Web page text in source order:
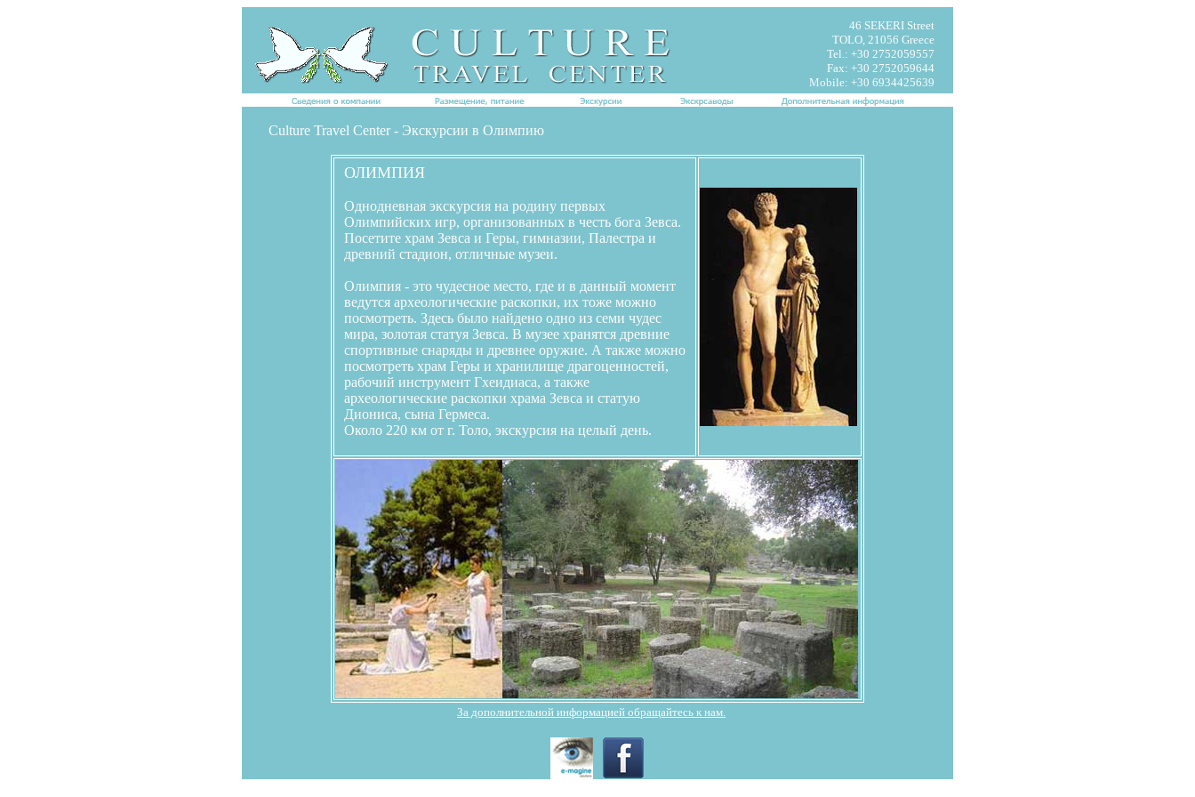
46 SEKERI Street
TOLO, 21056 Greece
Tel.: +30 2752059557
Fax: +30 2752059644
Mobile: +30 6934425639
Culture Travel Center - Экскурсии в Олимпию
ОЛИМПИЯ
Однодневная экскурсия на родину первых
Олимпийских игр, организованных в честь бога Зевса.
Посетите храм Зевса и Геры, гимназии, Палестра и
древний стадион, отличные музеи.
Олимпия - это чудесное место, где и в данный момент
ведутся археологические раскопки, их тоже можно
посмотреть. Здесь было найдено одно из семи чудес
мира, золотая статуя Зевса. В музее хранятся древние
спортивные снаряды и древнее оружие. А также можно
посмотреть храм Геры и хранилище драгоценностей,
рабочий инструмент Гхеидиаса, а также
археологические раскопки храма Зевса и статую
Диониса, сына Гермеса.
Около 220 км от г. Толо, экскурсия на целый день.
За дополнительной информацией обращайтесь к нам.